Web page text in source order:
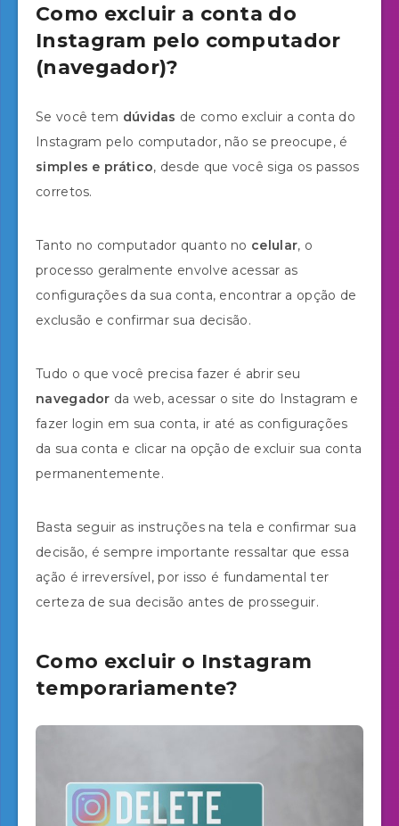
Como excluir a conta do
Instagram pelo computador
(navegador)?
Se você tem dúvidas de como excluir a conta do
Instagram pelo computador, não se preocupe, é
simples e prático, desde que você siga os passos
corretos.
Tanto no computador quanto no celular, o
processo geralmente envolve acessar as
configurações da sua conta, encontrar a opção de
exclusão e confirmar sua decisão.
Tudo o que você precisa fazer é abrir seu
navegador da web, acessar o site do Instagram e
fazer login em sua conta, ir até as configurações
da sua conta e clicar na opção de excluir sua conta
permanentemente.
Basta seguir as instruções na tela e confirmar sua
decisão, é sempre importante ressaltar que essa
ação é irreversível, por isso é fundamental ter
certeza de sua decisão antes de prosseguir.
Como excluir o Instagram
temporariamente?